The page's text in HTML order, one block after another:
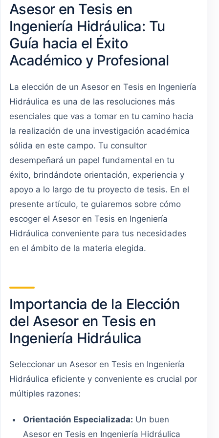
Asesor en Tesis en
Ingeniería Hidráulica: Tu
Guía hacia el Éxito
Académico y Profesional
La elección de un Asesor en Tesis en Ingeniería
Hidráulica es una de las resoluciones más
esenciales que vas a tomar en tu camino hacia
la realización de una investigación académica
sólida en este campo. Tu consultor
desempeñará un papel fundamental en tu
éxito, brindándote orientación, experiencia y
apoyo a lo largo de tu proyecto de tesis. En el
presente artículo, te guiaremos sobre cómo
escoger el Asesor en Tesis en Ingeniería
Hidráulica conveniente para tus necesidades
en el ámbito de la materia elegida.
Importancia de la Elección
del Asesor en Tesis en
Ingeniería Hidráulica
Seleccionar un Asesor en Tesis en Ingeniería
Hidráulica eficiente y conveniente es crucial por
múltiples razones:
Orientación Especializada: Un buen
Asesor en Tesis en Ingeniería Hidráulica